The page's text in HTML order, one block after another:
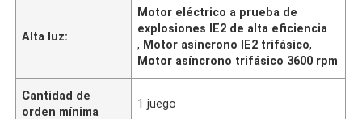
Alta luz:
Motor eléctrico a prueba de
explosiones IE2 de alta eficiencia
, Motor asíncrono IE2 trifásico,
Motor asíncrono trifásico 3600 rpm
Cantidad de
orden mínima
1 juego